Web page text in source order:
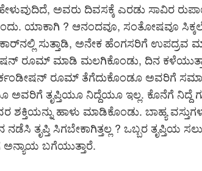
ಅವರು ದಿವಸಕ್ಕೆ ಎರಡು ಸಾವಿರ
ಯಾಕಾಗಿ ? ಆನಂದವೂ, ಸಂತೋಷವೂ
ಕಾರ್‌ನಲ್ಲಿ ಸುತ್ತಾಡಿ, ಅನೇಕ ಹೆಂಗಸರಿಗೆ
ರೂಮ್ ಮಾಡಿ ಮಲಗಿಕೊಂಡು, ದಿನ
ರೂಮ್ ತೆಗೆದುಕೊಂಡೂ ಅವರಿಗೆ
ಅವರಿಗೆ ತೃಪ್ತಿಯೂ ನಿದ್ದೆಯೂ ಇಲ್ಲ. ಕೊನೆಗೆ ನಿದ್ದೆ
ಶಕ್ತಿಯನ್ನು ಹಾಳು ಮಾಡಿಕೊಂಡು. ಬಾಹ್ಯ
ನಡೆಸಿ ತೃಪ್ತಿ ಸಿಗಬೇಕಾಗಿತ್ತಲ್ಲ ? ಒಬ್ಬರ ತೃಪ್ತಿಯ
ಅನ್ಯಾಯ ಬಗೆಯುತ್ತಾರೆ.